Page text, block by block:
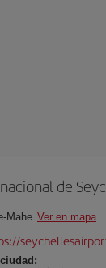
de
Mahe Ver en mapa